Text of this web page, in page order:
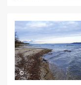
©